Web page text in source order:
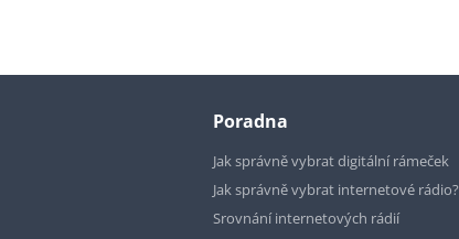
Poradna
Jak správně vybrat digitální rámeček
Jak správně vybrat internetové rádio?
Srovnání internetových rádií